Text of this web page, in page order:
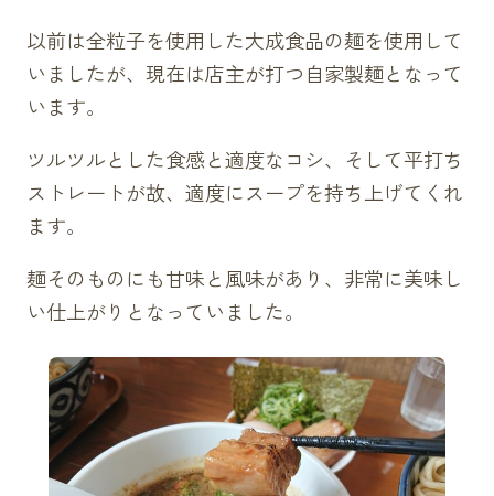
以前は全粒子を使用した大成食品の麺を使用して
いましたが、現在は店主が打つ自家製麺となって
います。
ツルツルとした食感と適度なコシ、そして平打ち
ストレートが故、適度にスープを持ち上げてくれ
ます。
麺そのものにも甘味と風味があり、非常に美味し
い仕上がりとなっていました。